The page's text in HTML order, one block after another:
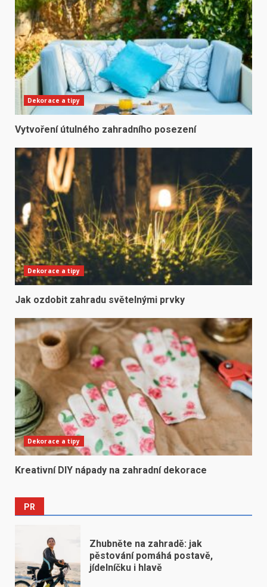
Dekorace a tipy
Vytvoření útulného zahradního posezení
Dekorace a tipy
Jak ozdobit zahradu světelnými prvky
Dekorace a tipy
Kreativní DIY nápady na zahradní dekorace
PR
Zhubněte na zahradě: jak
pěstování pomáhá postavě,
jídelníčku i hlavě